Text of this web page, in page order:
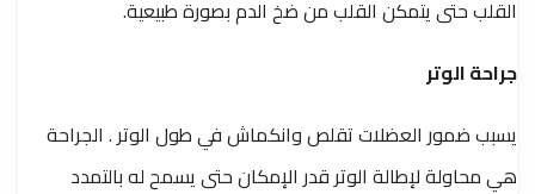
القلب حتى يتمكن القلب من ضخ الدم بصورة طبيعية.
جراحة الوتر
يسبب ضمور العضلات تقلص وانكماش في طول الوتر . الجراحة
هي محاولة لإطالة الوتر قدر الإمكان حتى يسمح له بالتمدد